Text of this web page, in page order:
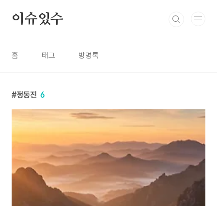
이슈있수
홈 태그 방명록
정동진 6